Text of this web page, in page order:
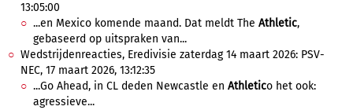
13:05:00
...en Mexico komende maand. Dat meldt The Athletic,
gebaseerd op uitspraken van...
Wedstrijdenreacties, Eredivisie zaterdag 14 maart 2026: PSV-
NEC, 17 maart 2026, 13:12:35
...Go Ahead, in CL deden Newcastle en Athletico het ook:
agressieve...